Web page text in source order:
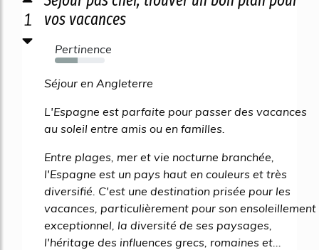
1
vos vacances
Pertinence
45%
Séjour en Angleterre
L'Espagne est parfaite pour passer des vacances
au soleil entre amis ou en familles.
Entre plages, mer et vie nocturne branchée,
l'Espagne est un pays haut en couleurs et très
diversifié. C'est une destination prisée pour les
vacances, particulièrement pour son ensoleillement
exceptionnel, la diversité de ses paysages,
l'héritage des influences grecs, romaines et...